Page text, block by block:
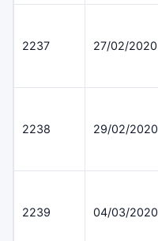
2237 27/02/2020
2238 29/02/2020
2239 04/03/2020